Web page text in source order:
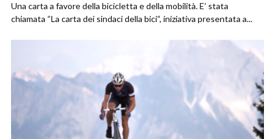
Una carta a favore della bicicletta e della mobilità. E’ stata
chiamata “La carta dei sindaci della bici“, iniziativa presentata a...